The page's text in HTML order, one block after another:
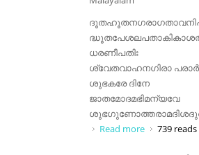
ധരണീപതിഃ
ശ്വേതവാഹനഗിരാ
ശുഭകരേ ദിനേ
ജാതമോദമഭിമന്യവേ
Read moreabout
739 reads